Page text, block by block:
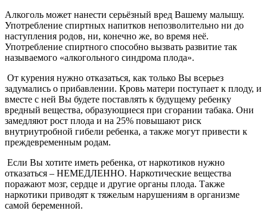
Алкоголь может нанести серьёзный вред Вашему малышу.
Употребление спиртных напитков непозволительно ни до
наступления родов, ни, конечно же, во время неё.
Употребление спиртного способно вызвать развитие так
называемого «алкогольного синдрома плода».
От курения нужно отказаться, как только Вы всерьез
задумались о прибавлении. Кровь матери поступает к плоду, и
вместе с ней Вы будете поставлять к будущему ребенку
вредный вещества, образующиеся при сгорании табака. Они
замедляют рост плода и на 25% повышают риск
внутриутробной гибели ребенка, а также могут привести к
преждевременным родам.
Если Вы хотите иметь ребенка, от наркотиков нужно
отказаться – НЕМЕДЛЕННО. Наркотические вещества
поражают мозг, сердце и другие органы плода. Также
наркотики приводят к тяжелым нарушениям в организме
самой беременной.